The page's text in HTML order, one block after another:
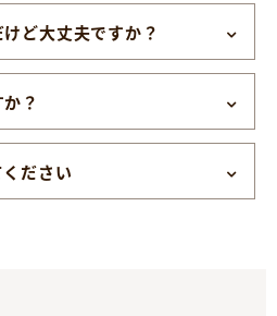
ど大丈夫ですか？
？
ださい